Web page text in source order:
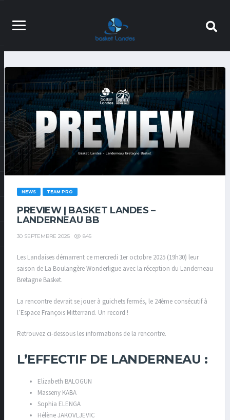
NEWS TEAM PRO
PREVIEW | BASKET LANDES –
LANDERNEAU BB
30 SEPTEMBRE 2025 845
Les Landaises démarrent ce mercredi 1er octobre 2025 (19h30) leur
saison de La Boulangère Wonderligue avec la réception du Landerneau
Bretagne Basket.
La rencontre devrait se jouer à guichets fermés, le 24ème consécutif à
l’Espace François Mitterrand. Un record !
Retrouvez ci-dessous les informations de la rencontre.
L’EFFECTIF DE LANDERNEAU :
Elizabeth BALOGUN
Masseny KABA
Sophia ELENGA
Hélène JAKOVLJEVIC